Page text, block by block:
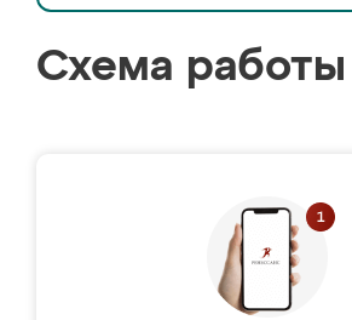
Схема работы